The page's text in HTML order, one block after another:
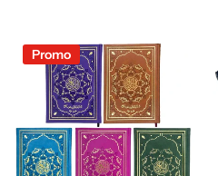
Promo